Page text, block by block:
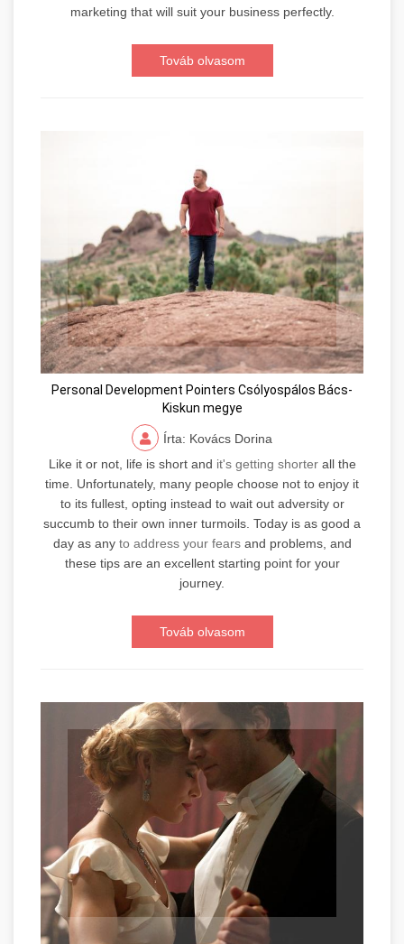
marketing that will suit your business perfectly.
Továb olvasom
Personal Development Pointers Csólyospálos Bács-
Kiskun megye
Írta: Kovács Dorina
Like it or not, life is short and it's getting shorterall the
time. Unfortunately, many people choose not to enjoy it
to its fullest, opting instead to wait out adversity or
succumb to their own inner turmoils. Today is as good a
day as any to address your fearsand problems, and
these tips are an excellent starting point for your
journey.
Továb olvasom